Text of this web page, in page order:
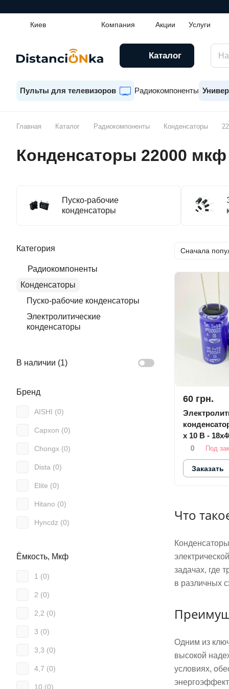
Киев Компания Акции Услуги
Каталог
Пульты для телевизоров Радиокомпоненты
Главная Каталог Радиокомпоненты Конденсаторы
Конденсаторы 22000 мкф
Пуско-рабочие
конденсаторы
Сначала
60 грн.
x 10 В -
SAMWHA
0 Под
Заказать
Что
задачах, где
в различных
Одним из
высокой
условиях,
Категория
Радиокомпоненты
Конденсаторы
Пуско-рабочие конденсаторы
Электролитические
конденсаторы
В наличии (1)
Бренд
AISHI (0)
Capxon (0)
Chongx (0)
Dista (0)
Elite (0)
Hitano (0)
Hyncdz (0)
Jamicon (0
Nic (
Samwha (
Samxon (
Ёмкость, Мкф
1 (0)
2 (0)
2,2 (0)
3 (0)
3,3 (0)
4,7 (0)
10 (0)